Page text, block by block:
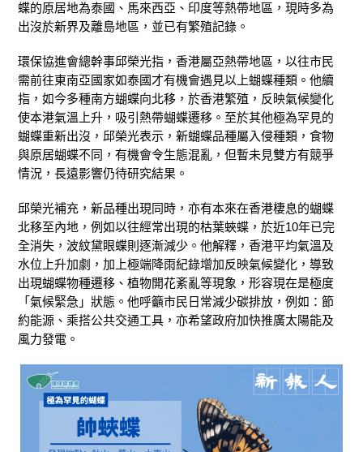
蝶的原居地為泰國、馬來西亞、印度等熱帶地區，現時多為
出沒於新界及離島地區，並已有繁殖記錄。
環保協進會總幹事邱榮光指，香港屬亞熱帶地區，以往市民
需前往東南亞國家如泰國才有機會遇見以上蝴蝶種類。他續
指，如今多種南方蝴蝶向北移，於香港繁殖，反映氣候變化
使本港氣溫上升，吸引熱帶蝴蝶遷移。至於其他極為罕見的
蝴蝶重新出沒，邱榮光表示，新蝴蝶品種屬入侵種類，食物
與原居蝴蝶不同，有機會令生態混亂，但暫未見雙方有競爭
情況，長遠影響仍待研究結果。
邱榮光補充，新品種出現同時，亦有本來在香港棲息的蝴蝶
北移至內地，例如以往經常出現的枯葉蛺蝶，於近10年已完
全消失，波紋黛眼蝶則逐漸減少。他解釋，香港平均氣溫及
水位上升加劇，加上極端降雨紀錄增加反映氣候變化，導致
出現蝴蝶物種遷移、植物開花紊亂等現象，形容現在是極度
「氣候緊急」狀態。他呼籲市民日常減少碳排放，例如：節
約能源、乘搭公共交通工具，亦希望政府加快推廣太陽能及
風力發電。